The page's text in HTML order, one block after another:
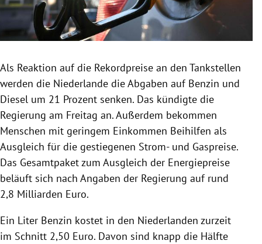
Untermenü
Untermenü
Untermenü
Als Reaktion auf die Rekordpreise an den Tankstellen
werden die Niederlande die Abgaben auf Benzin und
Diesel um 21 Prozent senken. Das kündigte die
Regierung am Freitag an. Außerdem bekommen
Menschen mit geringem Einkommen Beihilfen als
Ausgleich für die gestiegenen Strom- und Gaspreise.
Das Gesamtpaket zum Ausgleich der Energiepreise
beläuft sich nach Angaben der Regierung auf rund
2,8 Milliarden Euro.
Ein Liter Benzin kostet in den Niederlanden zurzeit
im Schnitt 2,50 Euro. Davon sind knapp die Hälfte